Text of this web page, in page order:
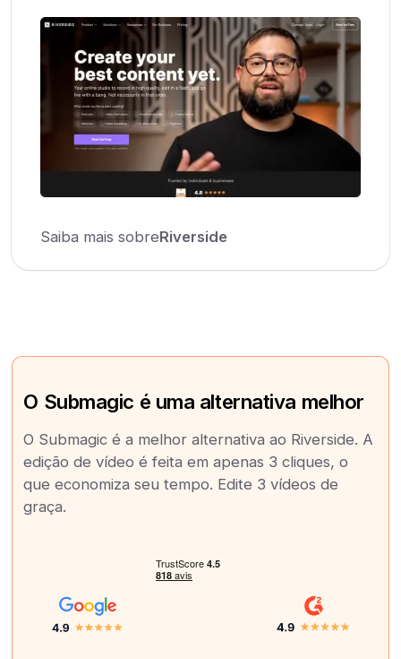
Saiba mais sobreRiverside
O Submagic é uma alternativa melhor
O Submagic é a melhor alternativa ao Riverside. A
edição de vídeo é feita em apenas 3 cliques, o
que economiza seu tempo. Edite 3 vídeos de
graça.